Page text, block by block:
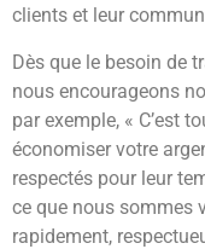
clients et leur
Dès que le besoin de
nous encourageons
par exemple, « C’est
économiser votre
respectés pour leur
ce que nous sommes
rapidement,